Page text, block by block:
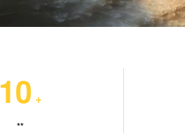
10 +
**